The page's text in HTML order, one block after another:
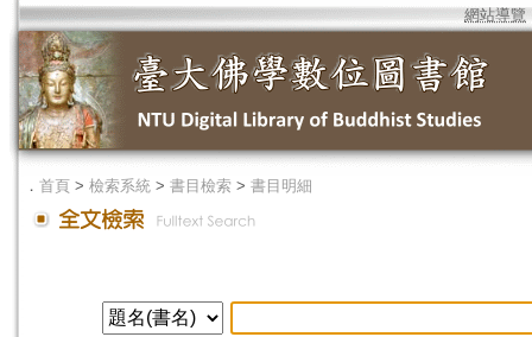
網站導覽
． 首頁 > 檢索系統 > 書目檢索 > 書目明細